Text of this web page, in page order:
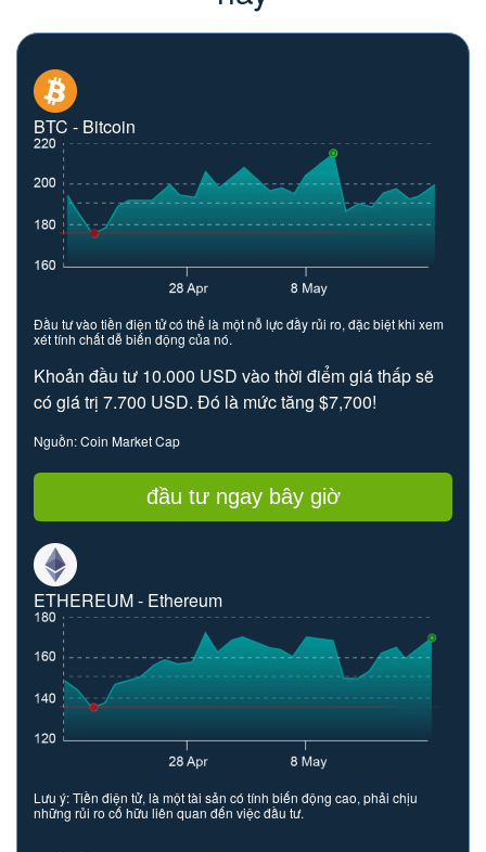
BTC - Bitcoin
Đầu tư vào tiền điện tử có thể là một nỗ lực đầy rủi ro, đặc biệt khi xem
xét tính chất dễ biến động của nó.
Khoản đầu tư 10.000 USD vào thời điểm giá thấp sẽ
có giá trị 7.700 USD. Đó là mức tăng $7,700!
Nguồn: Coin Market Cap
đầu tư ngay bây giờ
ETHEREUM - Ethereum
Lưu ý: Tiền điện tử, là một tài sản có tính biến động cao, phải chịu
những rủi ro cố hữu liên quan đến việc đầu tư.